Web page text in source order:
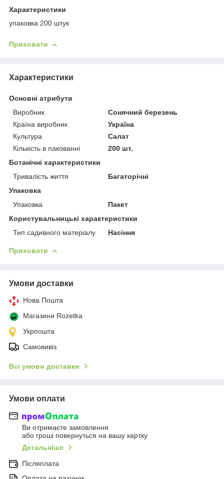
Характеристики
упаковка 200 штук
Приховати
Характеристики
Основні атрибути
Виробник
Сонячний березень
Країна виробник
Україна
Культура
Салат
Кількість в пакованні
200 шт.
Ботанічні характеристики
Тривалість життя
Багаторічні
Упаковка
Упаковка
Пакет
Користувальницькі характеристики
Тип садивного матеріалу
Насіння
Приховати
Умови доставки
Нова Пошта
Магазини Rozetka
Укрпошта
Самовивіз
Всі умови доставки
Умови оплати
Ви отримаєте замовлення
або гроші повернуться на вашу картку
Детальніше
Післяплата